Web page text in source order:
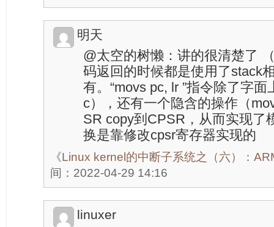
明天
@太空的树懒：讲的很清楚了
码返回的时候都是使用了stack
有。“movs pc, lr ”指令除了字
c），还有一个隐含的操作（
SR copy到CPSR，从而实现了
换是靠修改cpsr寄存器实现的
《Linux kernel的中断子系统之（六）：
间：2022-04-29 14:16
linuxer